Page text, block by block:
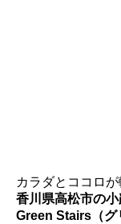
カラダとココロ
香川県高松市の
Green Stairs（グ